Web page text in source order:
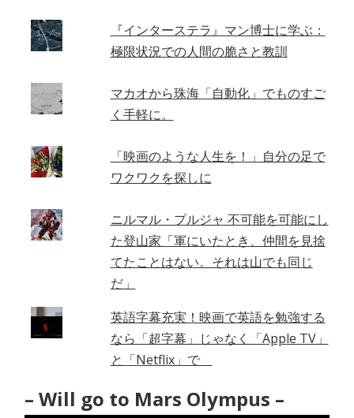
『インターステラ』マン博士に学ぶ：
極限状況での人間の脆さと教訓
マカオから珠海「自動化」でものすご
く手軽に。
「映画のような人生を！」自分の足で
ワクワクを探しに
ニルマル・プルジャ 不可能を可能にし
た登山家「軍にいたとき、仲間を見捨
てたことはない。それは山でも同じ
だ」
英語字幕充実！映画で英語を勉強する
なら「超字幕」じゃなく「Apple TV」
と「Netflix」で
– Will go to Mars Olympus –